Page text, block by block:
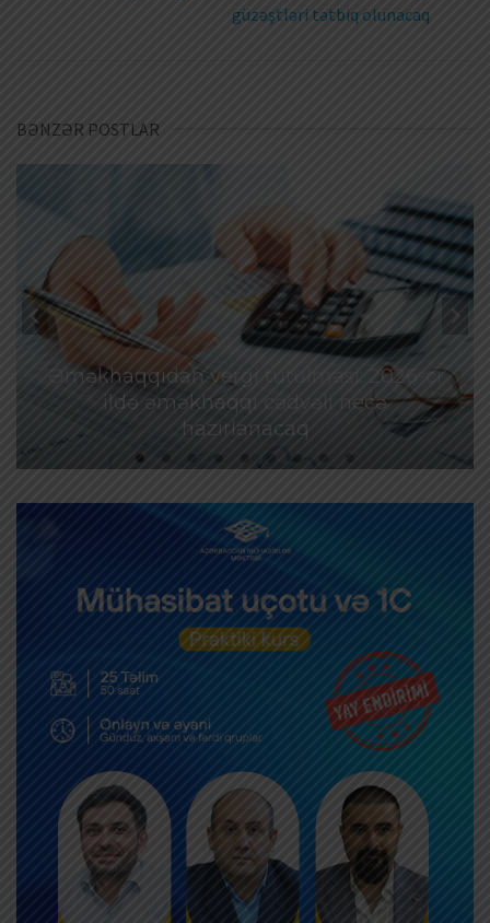
güzəştləri tətbiq olunacaq
BƏNZƏR POSTLAR
Əməkhaqqıdan vergi tutulması: 2026-cı
ildə əməkhaqqı cədvəli necə
hazırlanacaq